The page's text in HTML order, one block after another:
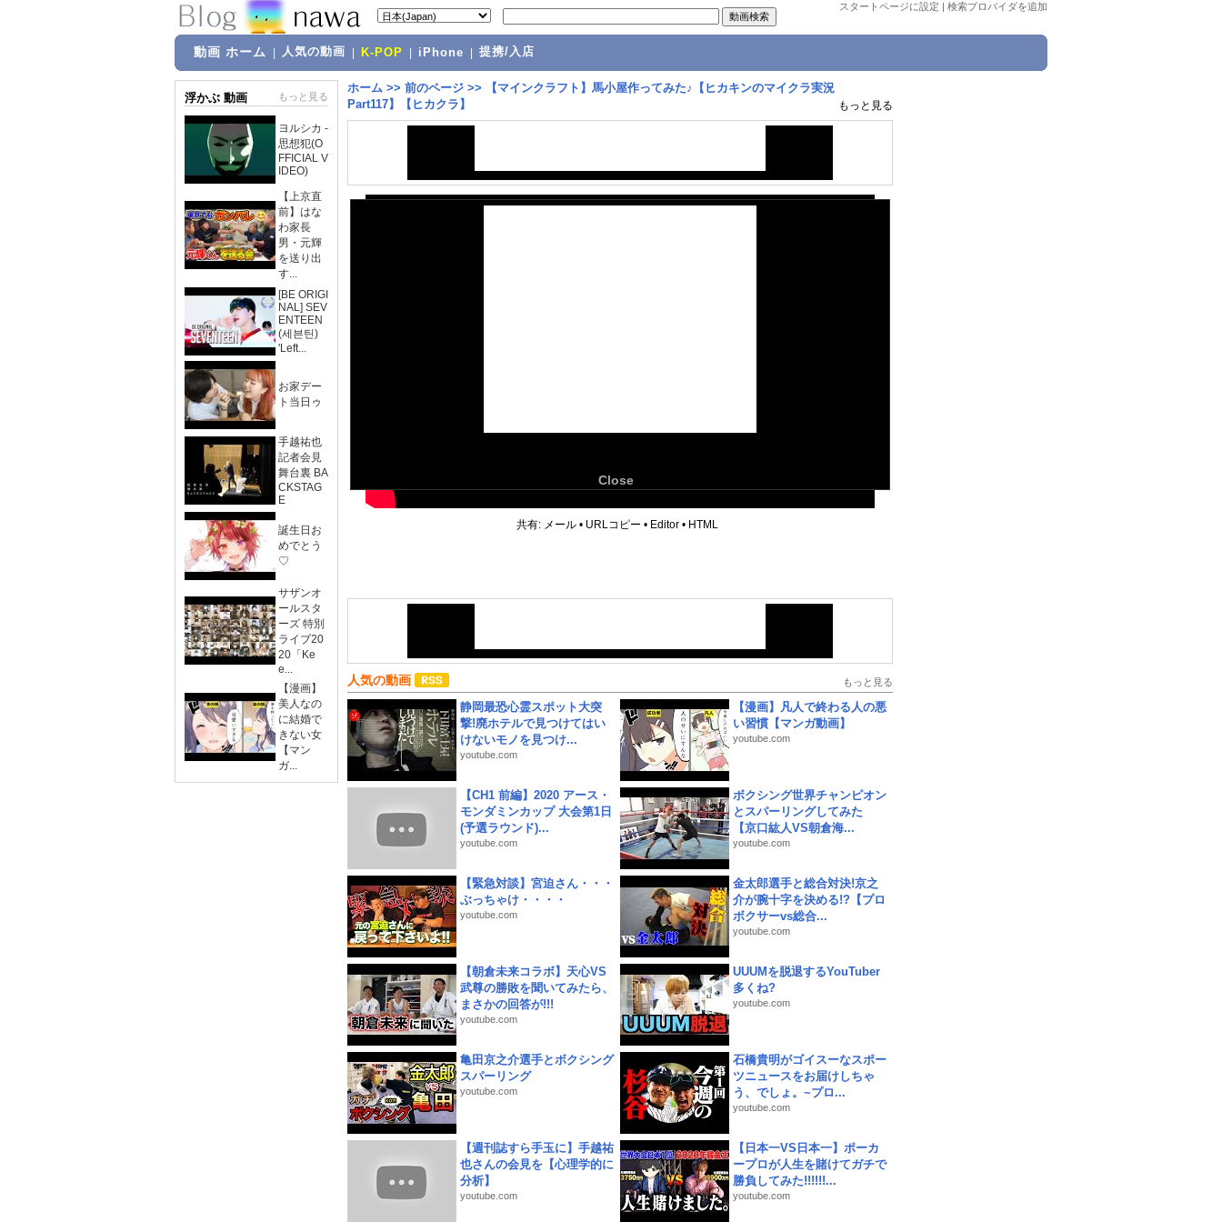
スタートページに設定 | 検索プロバイダを追加
動画 ホーム 人気の動画 K-POP iPhone 提携/入店
浮かぶ 動画 もっと見る
ヨルシカ -
思想犯(O
FFICIAL V
IDEO)
【上京直
前】はな
わ家長
男・元輝
を送り出
す...
[BE ORIGI
NAL] SEV
ENTEEN
(세븐틴)
'Left...
お家デー
ト当日ゥ
手越祐也
記者会見
舞台裏 BA
CKSTAG
E
誕生日お
めでとう
♡
サザンオ
ールスタ
ーズ 特別
ライブ20
20「Ke
e...
【漫画】
美人なの
に結婚で
きない女
【マン
ガ...
ホーム >> 前のページ >>
【マインクラフト】馬小屋作ってみた♪【ヒカキンのマイクラ実況
Part117】【ヒカクラ】
もっと見る
Close
共有: メール • URLコピー • Editor • HTML
人気の動画 もっと見る
静岡最恐心霊スポット大突
撃!廃ホテルで見つけてはい
けないモノを見つけ...
youtube.com
【漫画】凡人で終わる人の悪
い習慣【マンガ動画】
youtube.com
【CH1 前編】2020 アース・
モンダミンカップ 大会第1日
(予選ラウンド)...
youtube.com
ボクシング世界チャンピオン
とスパーリングしてみた
【京口紘人VS朝倉海...
youtube.com
【緊急対談】宮迫さん・・・
ぶっちゃけ・・・・
youtube.com
金太郎選手と総合対決!京之
介が腕十字を決める!?【プロ
ボクサーvs総合...
youtube.com
【朝倉未来コラボ】天心VS
武尊の勝敗を聞いてみたら、
まさかの回答が!!!
youtube.com
UUUMを脱退するYouTuber
多くね?
youtube.com
亀田京之介選手とボクシング
スパーリング
youtube.com
石橋貴明がゴイスーなスポー
ツニュースをお届けしちゃ
う、でしょ。~プロ...
youtube.com
【週刊誌すら手玉に】手越祐
也さんの会見を【心理学的に
分析】
youtube.com
【日本一VS日本一】ポーカ
ープロが人生を賭けてガチで
勝負してみた!!!!!!...
youtube.com